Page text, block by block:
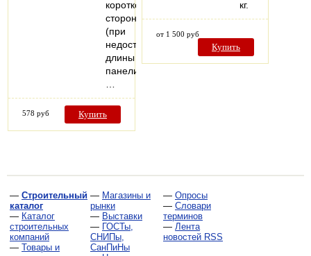
короткой
стороне
(при
недостатке
длины
панели)
578 руб Купить
кг.
от 1 500 руб
Купить
— Строительный
каталог
— Каталог
строительных
компаний
— Товары и
— Магазины и
рынки
— Выставки
— ГОСТы,
СНИПы,
СанПиНы
— Опросы
— Словари
терминов
— Лента
новостей RSS